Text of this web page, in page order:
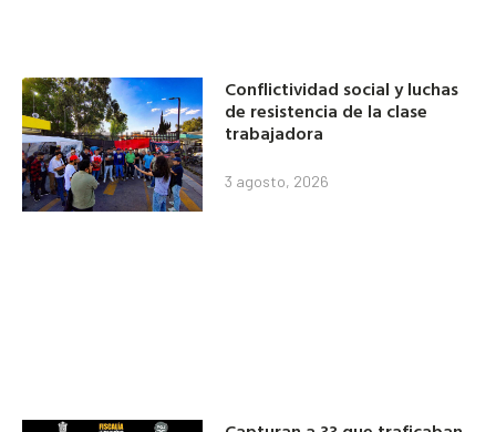
Conflictividad social y luchas
de resistencia de la clase
trabajadora
3 agosto, 2026